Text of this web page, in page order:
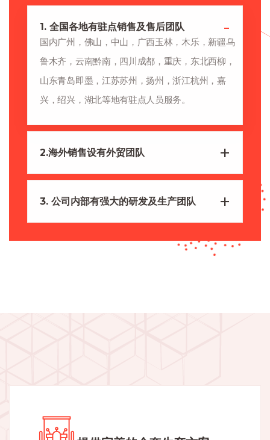
1. 全国各地有驻点销售及售后团队
国内广州，佛山，中山，广西玉林，木乐，新疆乌
鲁木齐，云南黔南，四川成都，重庆，东北西柳，
山东青岛即墨，江苏苏州，扬州，浙江杭州，嘉
兴，绍兴，湖北等地有驻点人员服务。
2.海外销售设有外贸团队
3. 公司内部有强大的研发及生产团队